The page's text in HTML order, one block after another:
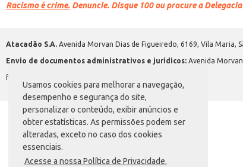
Usamos cookies para melhorar a navegação,
desempenho e segurança do site,
personalizar o conteúdo, exibir anúncios e
obter estatísticas. As permissões podem ser
alteradas, exceto no caso dos cookies
essenciais.
Acesse a nossa Política de Privacidade.
Racismo é crime. Denuncie. Disque 100 ou procure a
Atacadão S.A. Avenida Morvan Dias de Figueiredo, 6169, Vila Maria,
Envio de documentos administrativos e jurídicos: Avenida Morvan
faleconosco@atacadao.com.br